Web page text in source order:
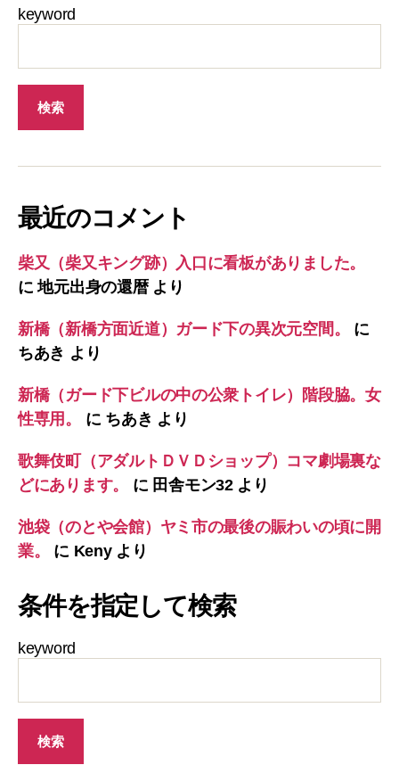
keyword
最近のコメント
柴又（柴又キング跡）入口に看板がありました。
に地元出身の還暦より
新橋（新橋方面近道）ガード下の異次元空間。
に
ちあき より
新橋（ガード下ビルの中の公衆トイレ）階段脇。女
性専用。
に ちあき より
歌舞伎町（アダルトＤＶＤショップ）コマ劇場裏な
どにあります。
に 田舎モン32より
池袋（のとや会館）ヤミ市の最後の賑わいの頃に開
業。
に Kenyより
条件を指定して検索
keyword